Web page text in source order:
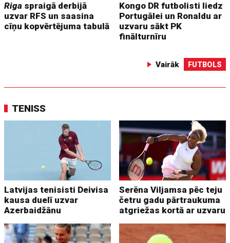
Riga spraigā derbijā
uzvar RFS un saasina
cīņu kopvērtējuma tabulā
Kongo DR futbolisti liedz
Portugālei un Ronaldu ar
uzvaru sākt PK
finālturnīru
Vairāk FUTBOLS
TENISS
Latvijas tenisisti Deivisa
kausa duelī uzvar
Azerbaidžānu
Serēna Viljamsa pēc teju
četru gadu pārtraukuma
atgriežas kortā ar uzvaru